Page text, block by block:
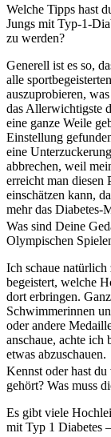
Welche Tipps hast
Jungs mit Typ-1-
zu werden?
Generell ist es so,
alle
auszuprobieren,
das Allerwichtigste
eine ganze Weile
Einstellung
eine
abbrechen, weil
erreicht man diesen
einschätzen kann,
mehr das Diabetes-
Was sind Deine
Olympischen
Ich schaue
begeistert, welche
dort erbringen.
Schwimmerinnen
oder andere
anschaue, achte ich
etwas abzuschauen.
Kennst oder hast
gehört? Was muss
Es gibt viele
mit Typ 1 Diabetes